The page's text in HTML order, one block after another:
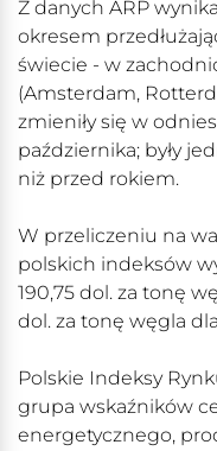
Z danych ARP
okresem
świecie - w
(Amsterdam,
zmieniły się w
października; były
niż przed rokiem.
W przeliczeniu na
polskich indeksów
190,75 dol. za tonę
dol. za tonę węgla
Polskie Indeksy
grupa wskaźników
energetycznego,